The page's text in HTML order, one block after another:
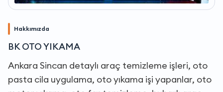
Hakkımızda
BK OTO YIKAMA
Ankara Sincan detaylı araç temizleme işleri, oto
pasta cila uygulama, oto yıkama işi yapanlar, oto